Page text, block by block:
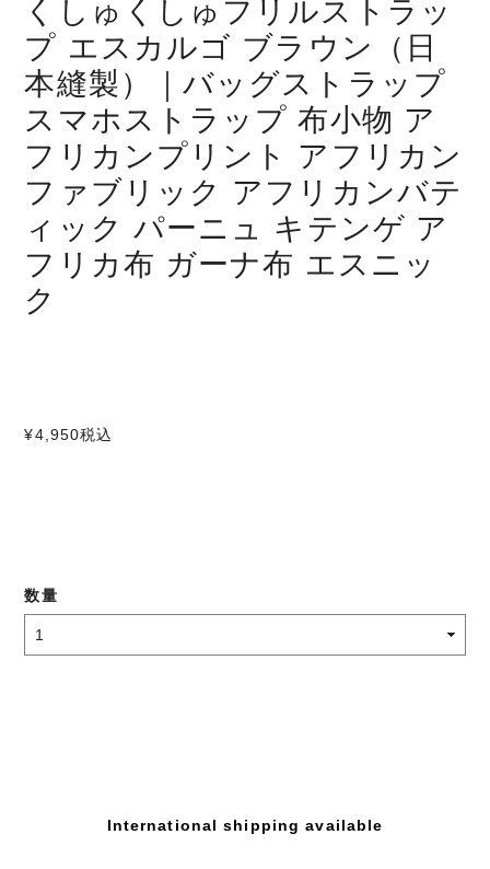
くしゅくしゅフリルストラッ
プ エスカルゴ ブラウン（日
本縫製）｜バッグストラップ
スマホストラップ 布小物 ア
フリカンプリント アフリカン
ファブリック アフリカンバテ
ィック パーニュ キテンゲ ア
フリカ布 ガーナ布 エスニッ
ク
¥4,950税込
数量
International shipping available